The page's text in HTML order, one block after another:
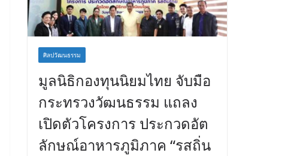
ศิลปวัฒนธรรม
มูลนิธิกองทุนนิยมไทย จับมือ
กระทรวงวัฒนธรรม แถลง
เปิดตัวโครงการ ประกวดอัต
ลักษณ์อาหารภูมิภาค “รสถิ่น